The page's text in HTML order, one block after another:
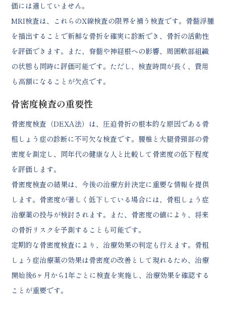
価には適していません。
MRI検査は、これらのX線検査の限界を補う検査です。骨髄浮腫
を描出することで新鮮な骨折を確実に診断でき、骨折の活動性
を評価できます。また、脊髄や神経根への影響、周囲軟部組織
の状態も同時に評価可能です。ただし、検査時間が長く、費用
も高額になることが欠点です。
骨密度検査の重要性
骨密度検査（DEXA法）は、圧迫骨折の根本的な原因である骨
粗しょう症の診断に不可欠な検査です。腰椎と大腿骨頸部の骨
密度を測定し、同年代の健康な人と比較して骨密度の低下程度
を評価します。
骨密度検査の結果は、今後の治療方針決定に重要な情報を提供
します。骨密度が著しく低下している場合には、骨粗しょう症
治療薬の投与が検討されます。また、骨密度の値により、将来
の骨折リスクを予測することも可能です。
定期的な骨密度検査により、治療効果の判定も行えます。骨粗
しょう症治療薬の効果は骨密度の改善として現れるため、治療
開始後6ヶ月から1年ごとに検査を実施し、治療効果を確認する
ことが重要です。